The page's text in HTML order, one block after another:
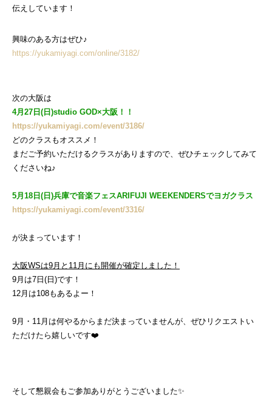
伝えしています！
興味のある方はぜひ♪
https://yukamiyagi.com/online/3182/
次の大阪は
4月27日(日)studio GOD×大阪！！
https://yukamiyagi.com/event/3186/
どのクラスもオススメ！
まだご予約いただけるクラスがありますので、ぜひチェックしてみて
くださいね♪
5月18日(日)兵庫で音楽フェスARIFUJI WEEKENDERSでヨガクラス
https://yukamiyagi.com/event/3316/
が決まっています！
大阪WSは9月と11月にも開催が確定しました！
9月は7日(日)です！
12月は108もあるよー！
9月・11月は何やるからまだ決まっていませんが、ぜひリクエストい
ただけたら嬉しいです❤️
そして懇親会もご参加ありがとうございました✨